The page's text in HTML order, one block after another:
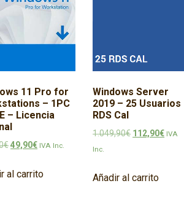
11 Pro for
– 1PC
– Licencia
€El precio original era: 479,90€.
49,90€El precio actual es: 49,90€.
IVA Inc.
al carrito
Windows Server
2019 – 25 Usuarios
RDS Cal
1.049,90€ El precio
112,90€ElIVA
Inc.
Añadir al carrito